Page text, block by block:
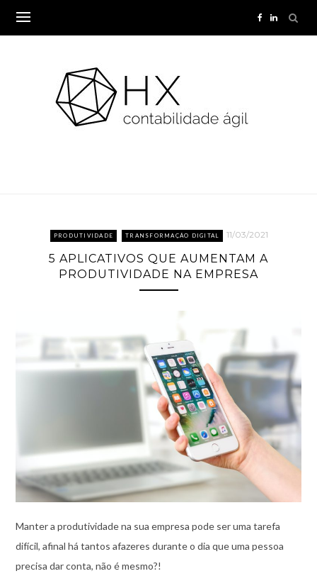
content
PRODUTIVIDADE TRANSFORMAÇÃO DIGITAL 11/03/2021
5 APLICATIVOS QUE AUMENTAM A
PRODUTIVIDADE NA EMPRESA
Manter a produtividade na sua empresa pode ser uma tarefa
difícil, afinal há tantos afazeres durante o dia que uma pessoa
precisa dar conta, não é mesmo?!